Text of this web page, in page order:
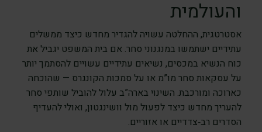
והעולמית
אסטרטגית, ההחלטה עשויה להגדיר מחדש כיצד ממשלים
עתידיים ישתמשו במנגנוני סחר. אם בית המשפט יגביל את
כוח הנשיא במכסים, נשיאים עתידיים עשויים להסתמך יותר
על עסקאות סחר מו”מ או על סמכות הקונגרס — שהוכחה
כארוכה ומורכבת. השינוי בארה”ב עלול להוביל שותפי סחר
להעריך מחדש כיצד לפעול מול וושינגטון, ואולי להעדיף
הסדרים רב‑צדדיים או אזוריים.